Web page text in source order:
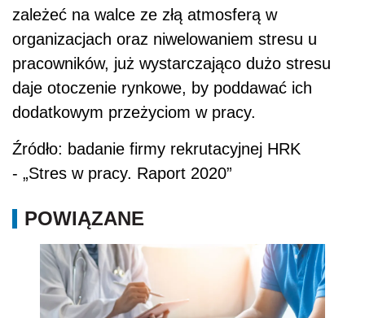
zależeć na walce ze złą atmosferą w
organizacjach oraz niwelowaniem stresu u
pracowników, już wystarczająco dużo stresu
daje otoczenie rynkowe, by poddawać ich
dodatkowym przeżyciom w pracy.
Źródło: badanie firmy rekrutacyjnej HRK
- „Stres w pracy. Raport 2020”
POWIĄZANE